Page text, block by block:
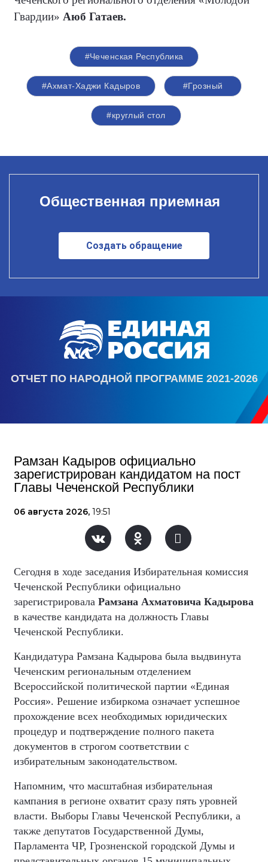
Гвардии» Аюб Гатаев.
#Чеченская Республика
#Ахмат-Хаджи Кадыров #Грозный
#круглый стол
Общественная приемная
Создать обращение
ОТЧЕТ ПО НАРОДНОЙ ПРОГРАММЕ 2021-2026
Рамзан Кадыров официально
зарегистрирован кандидатом на пост
Главы Чеченской Республики
06 августа 2026, 19:51
Сегодня в ходе заседания Избирательная комиссия
Чеченской Республики официально
зарегистрировала Рамзана Ахматовича Кадырова
в качестве кандидата на должность Главы
Чеченской Республики.
Кандидатура Рамзана Кадырова была выдвинута
Чеченским региональным отделением
Всероссийской политической партии «Единая
Россия». Решение избиркома означает успешное
прохождение всех необходимых юридических
процедур и подтверждение полного пакета
документов в строгом соответствии с
избирательным законодательством.
Напомним, что масштабная избирательная
кампания в регионе охватит сразу пять уровней
власти. Выборы Главы Чеченской Республики, а
также депутатов Государственной Думы,
Парламента ЧР, Грозненской городской Думы и